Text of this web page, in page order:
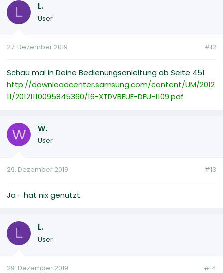
L L.
User
27. Dezember 2019 #12
Schau mal in Deine Bedienungsanleitung ab Seite 451
http://downloadcenter.samsung.com/content/UM/2012
11/20121110095845360/16-XTDVBEUE-DEU-1109.pdf
W W.
User
29. Dezember 2019 #13
Ja - hat nix genutzt.
L L.
User
29. Dezember 2019 #14